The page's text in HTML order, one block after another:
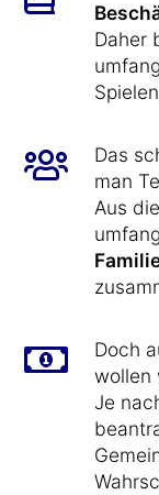
Daher
Das
man
Aus
Doch
wollen
Je